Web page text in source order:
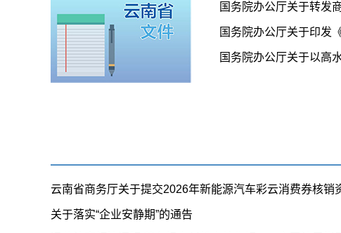
国务院办公厅关于转发
国务院办公厅关于印发
国务院办公厅关于以高
云南省商务厅关于提交2026年新能源汽车彩云消费券核销
关于落实“企业安静期”的通告